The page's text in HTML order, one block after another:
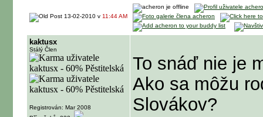
13-02-2010 v 11:44 AM
kaktusx
Stálý Člen
Registrován: Mar 2008
To snáď nie je
Ako sa môžu
Slovákov?